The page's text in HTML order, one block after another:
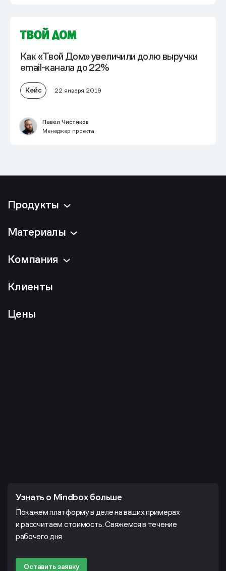
Как «Твой Дом» увеличили долю выручки
email-канала до 22%
Кейс 22 января 2019
Павел Чистяков
Менеджер проекта
Продукты
Материалы
Компания
Клиенты
Цены
Узнать о Mindbox больше
Покажем платформу в деле на ваших примерах
и рассчитаем стоимость. Свяжемся в течение
рабочего дня
Оставить заявку